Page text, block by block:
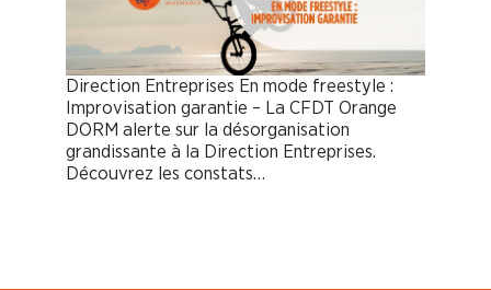
Direction Entreprises En mode freestyle :
Improvisation garantie – La CFDT Orange
DORM alerte sur la désorganisation
grandissante à la Direction Entreprises.
Découvrez les constats…